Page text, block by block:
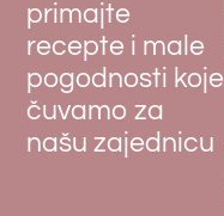
primajte
recepte i male
pogodnosti koje
čuvamo za
našu zajednicu